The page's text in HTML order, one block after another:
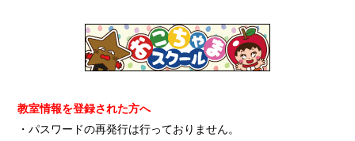
教室情報を登録された方へ
・パスワードの再発行は行っておりません。